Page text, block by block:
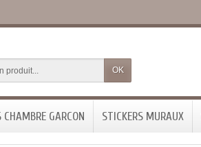
OK
CHAMBRE GARCON STICKERS MURAUX